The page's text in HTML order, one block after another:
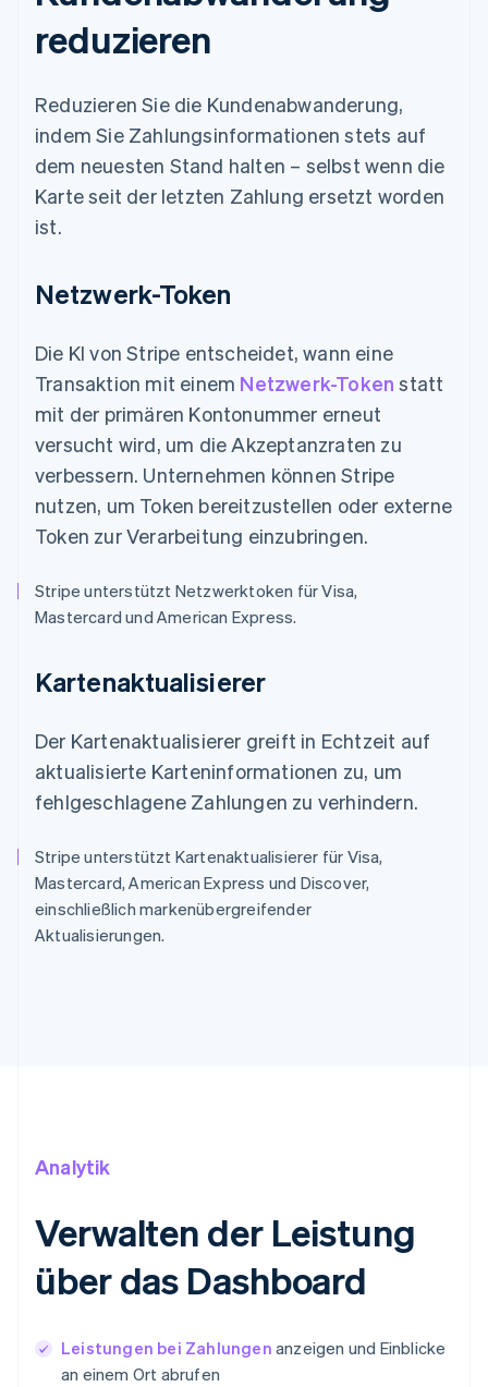
reduzieren
Reduzieren Sie die Kundenabwanderung,
indem Sie Zahlungsinformationen stets auf
dem neuesten Stand halten – selbst wenn die
Karte seit der letzten Zahlung ersetzt worden
ist.
Netzwerk-Token
Die KI von Stripe entscheidet, wann eine
Transaktion mit einem Netzwerk-Token statt
mit der primären Kontonummer erneut
versucht wird, um die Akzeptanzraten zu
verbessern. Unternehmen können Stripe
nutzen, um Token bereitzustellen oder externe
Token zur Verarbeitung einzubringen.
Stripe unterstützt Netzwerktoken für Visa,
Mastercard und American Express.
Kartenaktualisierer
Der Kartenaktualisierer greift in Echtzeit auf
aktualisierte Karteninformationen zu, um
fehlgeschlagene Zahlungen zu verhindern.
Stripe unterstützt Kartenaktualisierer für Visa,
Mastercard, American Express und Discover,
einschließlich markenübergreifender
Aktualisierungen.
Analytik
Verwalten der Leistung
über das Dashboard
Leistungen bei Zahlungen anzeigen und Einblicke
an einem Ort abrufen